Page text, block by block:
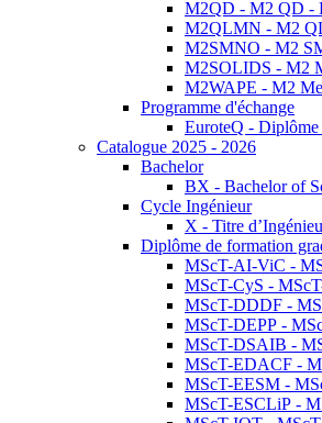
M2QD - M2 QD -
M2QLMN - M2
M2SMNO - M2
M2SOLIDS - M2
M2WAPE - M2
Programme d'échange
EuroteQ - Diplôme
Catalogue 2025 - 2026
Bachelor
BX - Bachelor of
Cycle Ingénieur
X - Titre
Diplôme de formation
MScT-AI-ViC -
MScT-CyS -
MScT-DDDF -
MScT-DEPP -
MScT-DSAIB -
MScT-EDACF -
MScT-EESM -
MScT-ESCLiP -